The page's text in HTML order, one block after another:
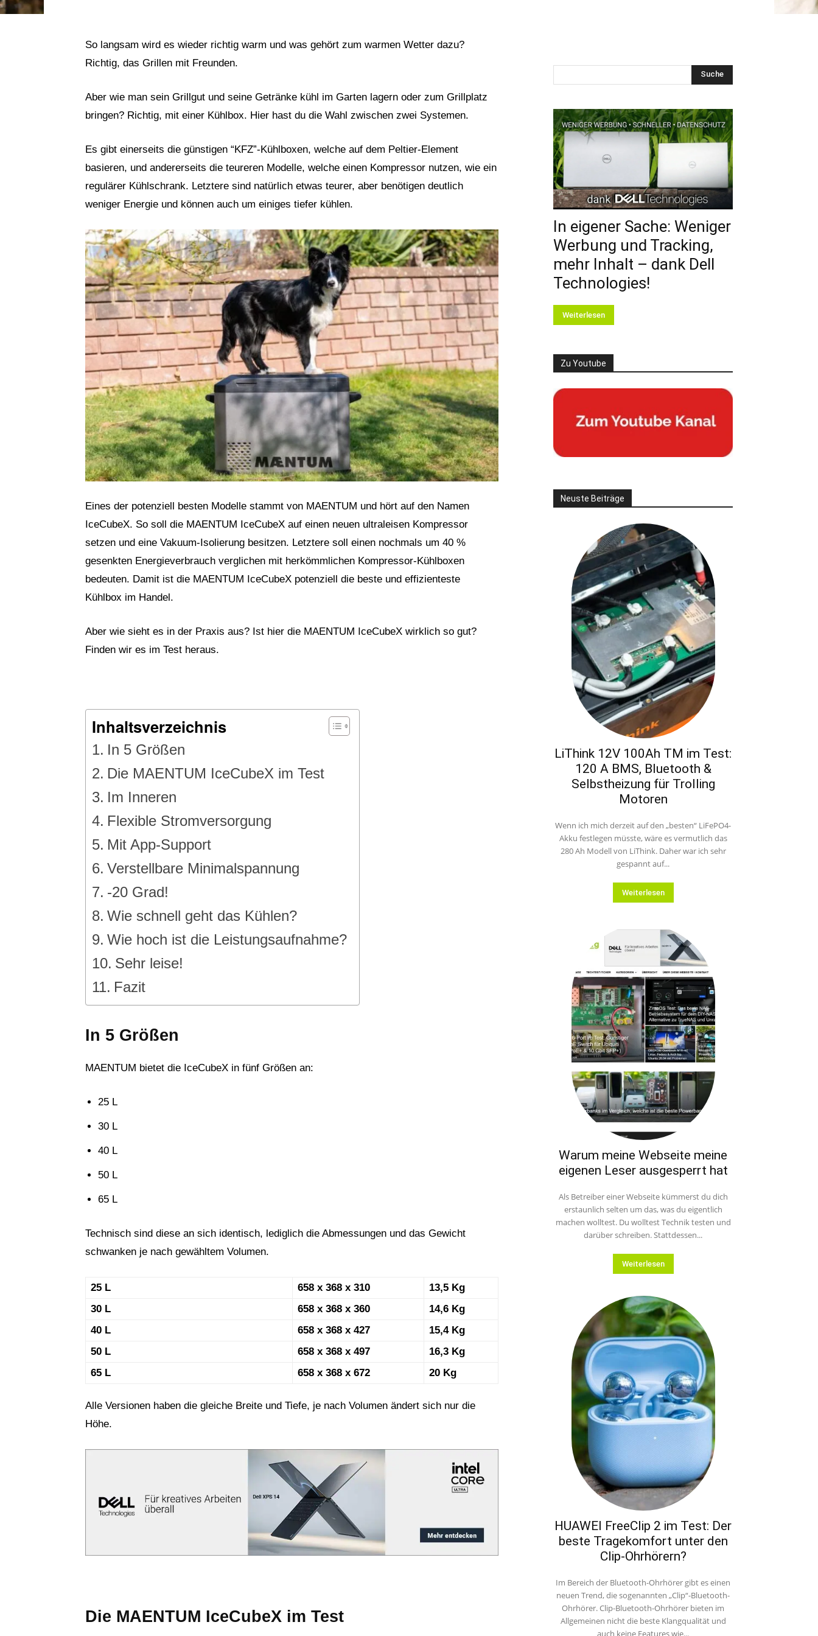
So langsam wird es wieder richtig warm und was gehört zum warmen Wetter dazu?
Richtig, das Grillen mit Freunden.
Aber wie man sein Grillgut und seine Getränke kühl im Garten lagern oder zum Grillplatz
bringen? Richtig, mit einer Kühlbox. Hier hast du die Wahl zwischen zwei Systemen.
Es gibt einerseits die günstigen “KFZ”-Kühlboxen, welche auf dem Peltier-Element
basieren, und andererseits die teureren Modelle, welche einen Kompressor nutzen, wie ein
regulärer Kühlschrank. Letztere sind natürlich etwas teurer, aber benötigen deutlich
weniger Energie und können auch um einiges tiefer kühlen.
Eines der potenziell besten Modelle stammt von MAENTUM und hört auf den Namen
IceCubeX. So soll die MAENTUM IceCubeX auf einen neuen ultraleisen Kompressor
setzen und eine Vakuum-Isolierung besitzen. Letztere soll einen nochmals um 40 %
gesenkten Energieverbrauch verglichen mit herkömmlichen Kompressor-Kühlboxen
bedeuten. Damit ist die MAENTUM IceCubeX potenziell die beste und effizienteste
Kühlbox im Handel.
Aber wie sieht es in der Praxis aus? Ist hier die MAENTUM IceCubeX wirklich so gut?
Finden wir es im Test heraus.
Inhaltsverzeichnis
In 5 Größen
Die MAENTUM IceCubeX im Test
Im Inneren
Flexible Stromversorgung
Mit App-Support
Verstellbare Minimalspannung
-20 Grad!
Wie schnell geht das Kühlen?
Wie hoch ist die Leistungsaufnahme?
Sehr leise!
Fazit
In 5 Größen
MAENTUM bietet die IceCubeX in fünf Größen an:
25 L
30 L
40 L
50 L
65 L
Technisch sind diese an sich identisch, lediglich die Abmessungen und das Gewicht
schwanken je nach gewähltem Volumen.
25 L 658 x 368 x 310
13,5 Kg
30 L
658 x 368 x 360
14,6 Kg
40 L
658 x 368 x 427
15,4 Kg
50 L
658 x 368 x 497
16,3 Kg
65 L
658 x 368 x 672 20 Kg
Alle Versionen haben die gleiche Breite und Tiefe, je nach Volumen ändert sich nur die
Höhe.
Die MAENTUM IceCubeX im Test
Suche
In eigener Sache: Weniger
Werbung und Tracking,
mehr Inhalt – dank Dell
Technologies!
Weiterlesen
Zu Youtube
Neuste Beiträge
LiThink 12V 100Ah TM im Test:
120 A BMS, Bluetooth &
Selbstheizung für Trolling
Motoren
Wenn ich mich derzeit auf den „besten“ LiFePO4-
Akku festlegen müsste, wäre es vermutlich das
280 Ah Modell von LiThink. Daher war ich sehr
gespannt auf...
Weiterlesen
Warum meine Webseite meine
eigenen Leser ausgesperrt hat
Als Betreiber einer Webseite kümmerst du dich
erstaunlich selten um das, was du eigentlich
machen wolltest. Du wolltest Technik testen und
darüber schreiben. Stattdessen...
Weiterlesen
HUAWEI FreeClip 2 im Test: Der
beste Tragekomfort unter den
Clip-Ohrhörern?
Im Bereich der Bluetooth-Ohrhörer gibt es einen
neuen Trend, die sogenannten „Clip“-Bluetooth-
Ohrhörer. Clip-Bluetooth-Ohrhörer bieten im
Allgemeinen nicht die beste Klangqualität und
auch keine Features wie...